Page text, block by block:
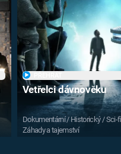
Vetřelci dávnověku
Dokumentární / Historický / Sci-
Záhady a tajemství